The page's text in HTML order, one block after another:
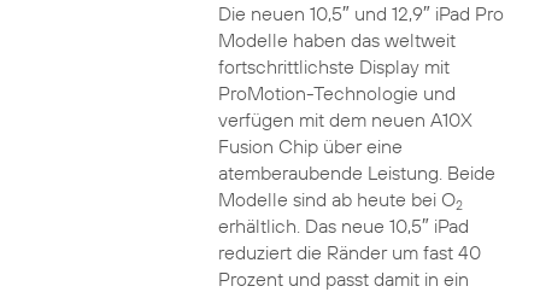
Die neuen 10,5″ und 12,9″ iPad Pro
Modelle haben das weltweit
fortschrittlichste Display mit
ProMotion-Technologie und
verfügen mit dem neuen A10X
Fusion Chip über eine
atemberaubende Leistung. Beide
Modelle sind ab heute bei O2
erhältlich. Das neue 10,5″ iPad
reduziert die Ränder um fast 40
Prozent und passt damit in ein